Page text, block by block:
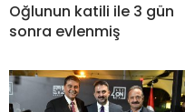
Oğlunun katili ile 3 gün
sonra evlenmiş